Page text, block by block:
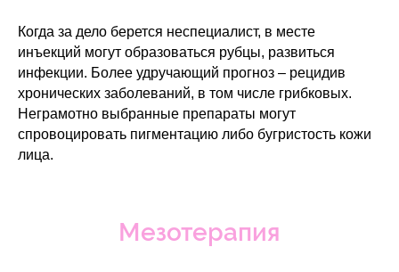
Когда за дело берется неспециалист, в месте
инъекций могут образоваться рубцы, развиться
инфекции. Более удручающий прогноз – рецидив
хронических заболеваний, в том числе грибковых.
Неграмотно выбранные препараты могут
спровоцировать пигментацию либо бугристость кожи
лица.
Мезотерапия